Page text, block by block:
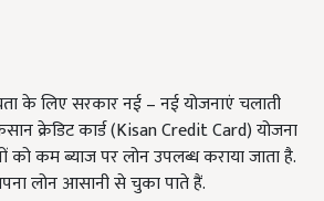
के लिए सरकार नई – नई योजनाएं चलाती
क्रेडिट कार्ड (Kisan Credit Card) योजना
को कम ब्याज पर लोन उपलब्ध कराया जाता है.
लोन आसानी से चुका पाते हैं.